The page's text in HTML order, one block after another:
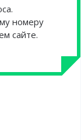
номеру
сайте.